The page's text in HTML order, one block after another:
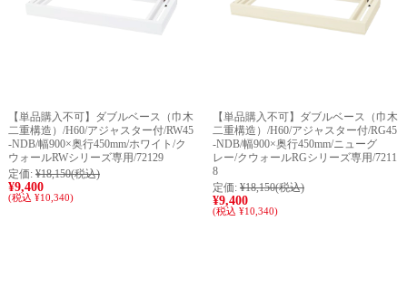
【単品購入不可】ダブルベース（巾木
二重構造）/H60/アジャスター付/RW45
-NDB/幅900×奥行450mm/ホワイト/ク
ウォールRWシリーズ専用/72129
定価: ¥18,150(税込)
¥9,400
(税込 ¥10,340)
【単品購入不可】ダブルベース（巾木
二重構造）/H60/アジャスター付/RG45
-NDB/幅900×奥行450mm/ニューグ
レー/クウォールRGシリーズ専用/7211
8
定価: ¥18,150(税込)
¥9,400
(税込 ¥10,340)